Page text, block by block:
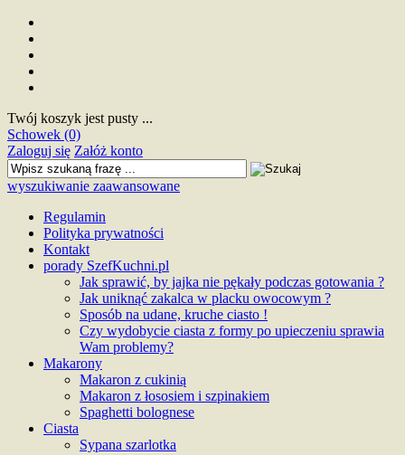
Twój koszyk jest pusty ...
Schowek (0)
Zaloguj się Załóż konto
wyszukiwanie zaawansowane
Regulamin
Polityka prywatności
Kontakt
porady SzefKuchni.pl
Jak sprawić, by jajka nie pękały podczas gotowania ?
Jak uniknąć zakalca w placku owocowym ?
Sposób na udane, kruche ciasto !
Czy wydobycie ciasta z formy po upieczeniu sprawia
Wam problemy?
Makarony
Makaron z cukinią
Makaron z łososiem i szpinakiem
Spaghetti bolognese
Ciasta
Sypana szarlotka